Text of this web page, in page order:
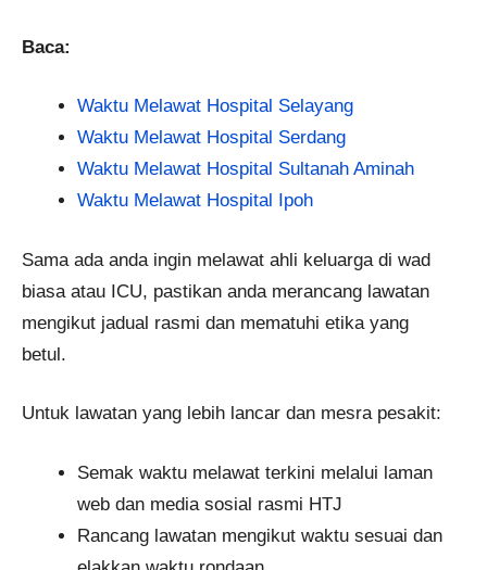
Baca:
Waktu Melawat Hospital Selayang
Waktu Melawat Hospital Serdang
Waktu Melawat Hospital Sultanah Aminah
Waktu Melawat Hospital Ipoh
Sama ada anda ingin melawat ahli keluarga di wad
biasa atau ICU, pastikan anda merancang lawatan
mengikut jadual rasmi dan mematuhi etika yang
betul.
Untuk lawatan yang lebih lancar dan mesra pesakit:
Semak waktu melawat terkini melalui laman
web dan media sosial rasmi HTJ
Rancang lawatan mengikut waktu sesuai dan